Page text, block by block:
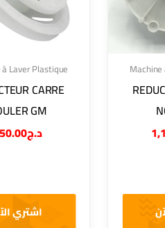
Laver Plastique
CARRE
GM
د.ج
اشتري